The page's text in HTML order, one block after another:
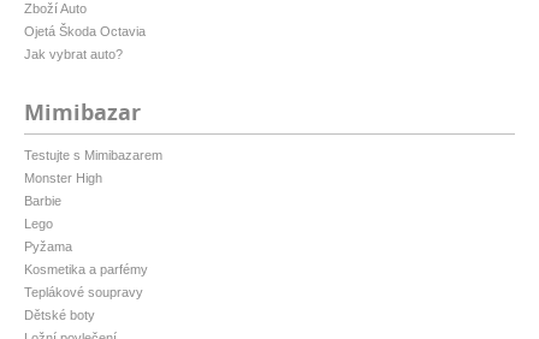
Zboží Auto
Ojetá Škoda Octavia
Jak vybrat auto?
Mimibazar
Testujte s Mimibazarem
Monster High
Barbie
Lego
Pyžama
Kosmetika a parfémy
Teplákové soupravy
Dětské boty